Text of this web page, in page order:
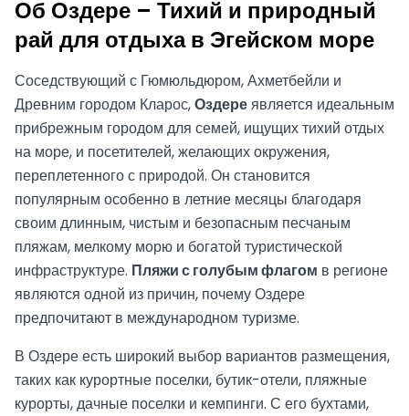
Об Оздере – Тихий и природный
рай для отдыха в Эгейском море
Соседствующий с Гюмюльдюром, Ахметбейли и
Древним городом Кларос,Оздереявляется идеальным
прибрежным городом для семей, ищущих тихий отдых
на море, и посетителей, желающих окружения,
переплетенного с природой. Он становится
популярным особенно в летние месяцы благодаря
своим длинным, чистым и безопасным песчаным
пляжам, мелкому морю и богатой туристической
инфраструктуре. Пляжи с голубым флагом в регионе
являются одной из причин, почему Оздере
предпочитают в международном туризме.
В Оздере есть широкий выбор вариантов размещения,
таких как курортные поселки, бутик-отели, пляжные
курорты, дачные поселки и кемпинги. С его бухтами,